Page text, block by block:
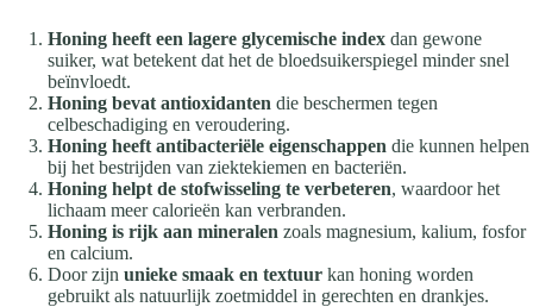
Honing heeft een lagere glycemische index dan gewone
suiker, wat betekent dat het de bloedsuikerspiegel minder snel
beïnvloedt.
Honing bevat antioxidanten die beschermen tegen
celbeschadiging en veroudering.
Honing heeft antibacteriële eigenschappen die kunnen helpen
bij het bestrijden van ziektekiemen en bacteriën.
Honing helpt de stofwisseling te verbeteren, waardoor het
lichaam meer calorieën kan verbranden.
Honing is rijk aan mineralen zoals magnesium, kalium, fosfor
en calcium.
Door zijn unieke smaak en textuur kan honing worden
gebruikt als natuurlijk zoetmiddel in gerechten en drankjes.